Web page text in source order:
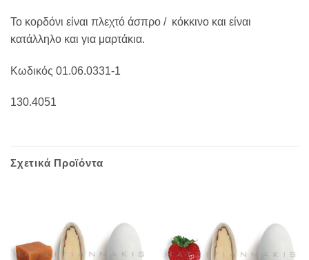
Το κορδόνι είναι πλεχτό άσπρο / κόκκινο και είναι
κατάλληλο και για μαρτάκια.
Κωδικός 01.06.0331-1
130.4051
Σχετικά Προϊόντα